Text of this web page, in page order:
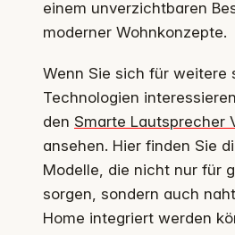
einem unverzichtbaren
moderner Wohnkonzepte.
Wenn Sie sich für weitere
Technologien
den Smarte Lautsprecher
ansehen. Hier finden Sie
Modelle, die nicht nur für
sorgen, sondern auch
Home integriert werden